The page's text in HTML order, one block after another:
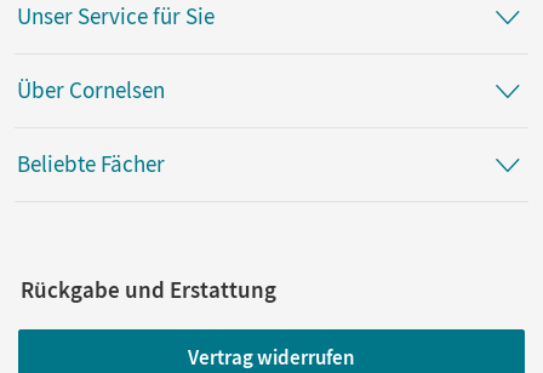
Unser Service für Sie
Über Cornelsen
Beliebte Fächer
Rückgabe und Erstattung
Vertrag widerrufen